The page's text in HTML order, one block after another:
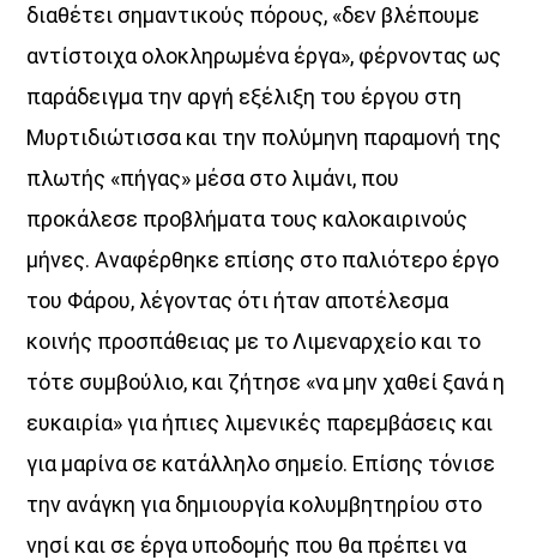
διαθέτει σημαντικούς πόρους, «δεν βλέπουμε
αντίστοιχα ολοκληρωμένα έργα», φέρνοντας ως
παράδειγμα την αργή εξέλιξη του έργου στη
Μυρτιδιώτισσα και την πολύμηνη παραμονή της
πλωτής «πήγας» μέσα στο λιμάνι, που
προκάλεσε προβλήματα τους καλοκαιρινούς
μήνες. Αναφέρθηκε επίσης στο παλιότερο έργο
του Φάρου, λέγοντας ότι ήταν αποτέλεσμα
κοινής προσπάθειας με το Λιμεναρχείο και το
τότε συμβούλιο, και ζήτησε «να μην χαθεί ξανά η
ευκαιρία» για ήπιες λιμενικές παρεμβάσεις και
για μαρίνα σε κατάλληλο σημείο. Επίσης τόνισε
την ανάγκη για δημιουργία κολυμβητηρίου στο
νησί και σε έργα υποδομής που θα πρέπει να